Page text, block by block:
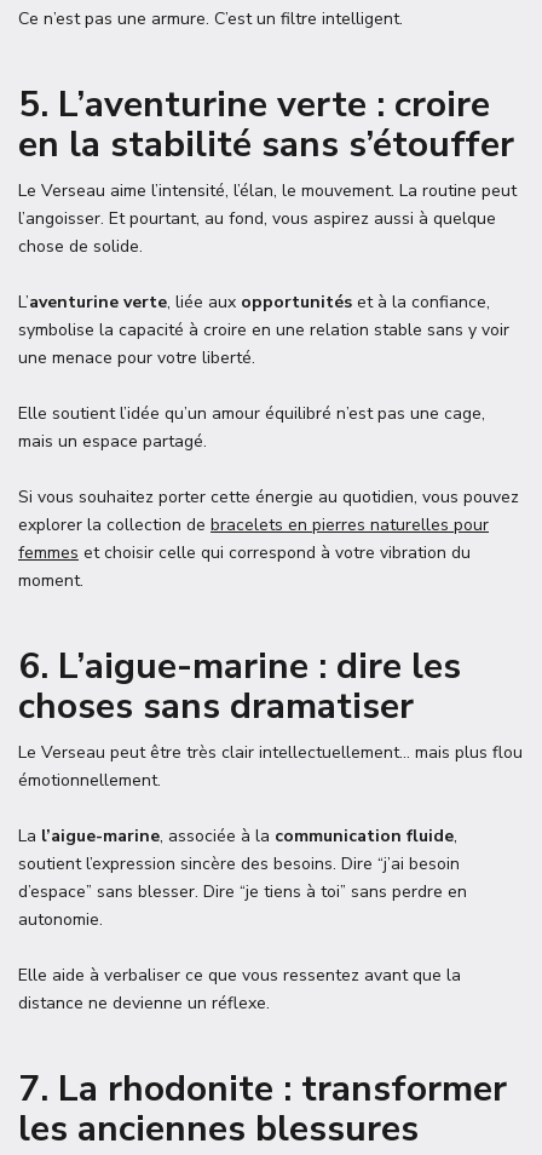
Ce n’est pas une armure. C’est un filtre intelligent.
5. L’aventurine verte : croire
en la stabilité sans s’étouffer
Le Verseau aime l’intensité, l’élan, le mouvement. La routine peut
l’angoisser. Et pourtant, au fond, vous aspirez aussi à quelque
chose de solide.
L’aventurine verte, liée aux opportunités et à la confiance,
symbolise la capacité à croire en une relation stable sans y voir
une menace pour votre liberté.
Elle soutient l’idée qu’un amour équilibré n’est pas une cage,
mais un espace partagé.
Si vous souhaitez porter cette énergie au quotidien, vous pouvez
explorer la collection de bracelets en pierres naturelles pour
femmes et choisir celle qui correspond à votre vibration du
moment.
6. L’aigue-marine : dire les
choses sans dramatiser
Le Verseau peut être très clair intellectuellement… mais plus flou
émotionnellement.
La l’aigue-marine, associée à la communication fluide,
soutient l’expression sincère des besoins. Dire “j’ai besoin
d’espace” sans blesser. Dire “je tiens à toi” sans perdre en
autonomie.
Elle aide à verbaliser ce que vous ressentez avant que la
distance ne devienne un réflexe.
7. La rhodonite : transformer
les anciennes blessures